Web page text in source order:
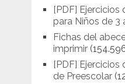
[PDF]
para Niños de 3
Fichas del
imprimir
[PDF] Ejercicios
de Preescolar